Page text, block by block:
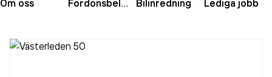
Om oss Fordonsbelysning Bilinredning Lediga jobb